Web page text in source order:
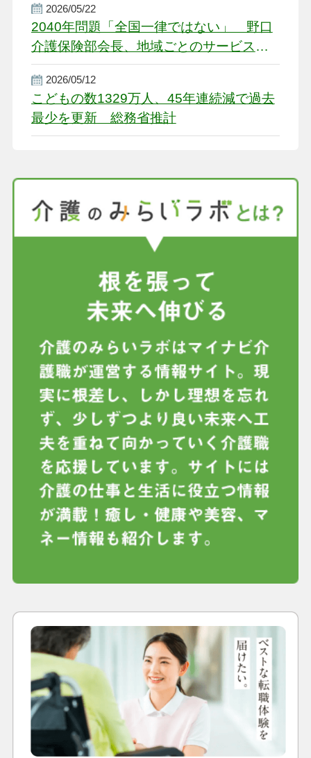
2026/05/22
2040年問題「全国一律ではない」 野口
介護保険部会長、地域ごとのサービス基
盤整備を促す
2026/05/12
こどもの数1329万人、45年連続減で過去
最少を更新 総務省推計